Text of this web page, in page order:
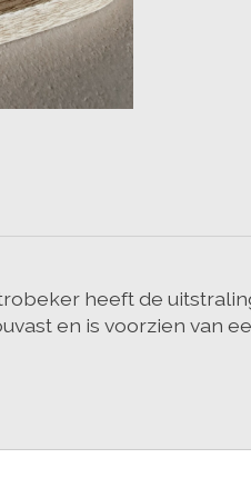
heeft de
en is voorzien van